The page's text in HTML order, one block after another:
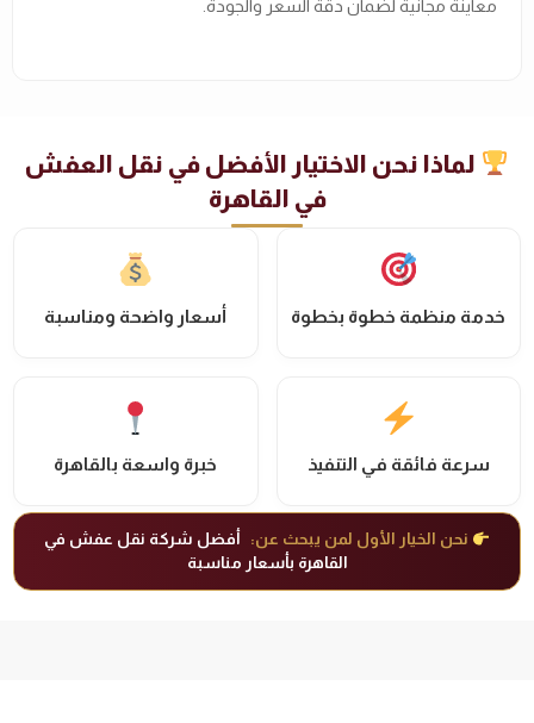
معاينة مجانية لضمان دقة السعر والجودة.
لماذا نحن الاختيار الأفضل في نقل العفش
في القاهرة
خدمة منظمة خطوة بخطوة أسعار واضحة ومناسبة
سرعة فائقة في التنفيذ خبرة واسعة بالقاهرة
نحن الخيار الأول لمن يبحث عن:
أفضل شركة نقل عفش في
القاهرة بأسعار مناسبة